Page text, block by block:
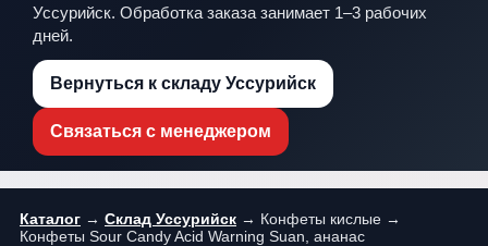
Уссурийск. Обработка заказа занимает 1–3 рабочих
дней.
Вернуться к складу Уссурийск
Связаться с менеджером
Каталог → Склад Уссурийск → Конфеты кислые →
Конфеты Sour Candy Acid Warning Suan, ананас